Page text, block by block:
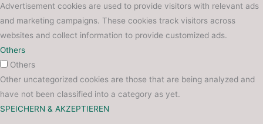
Advertisement cookies are used to provide visitors with relevant ads
and marketing campaigns. These cookies track visitors across
websites and collect information to provide customized ads.
Others
Others
Other uncategorized cookies are those that are being analyzed and
have not been classified into a category as yet.
SPEICHERN & AKZEPTIEREN